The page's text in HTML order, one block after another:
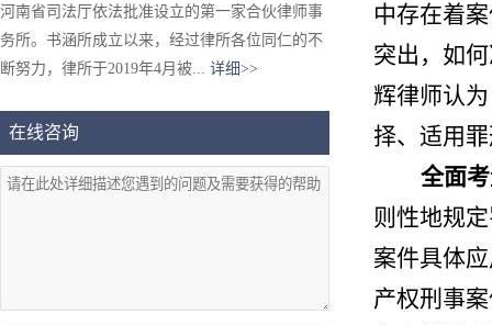
河南省司法厅依法批准设立的第一家合伙律师事
务所。书涵所成立以来，经过律所各位同仁的不
断努力，律所于2019年4月被... 详细>>
在线咨询
中存在着
突出，如
辉律师认
择、适用
全面
则性地规
案件具体
产权刑事